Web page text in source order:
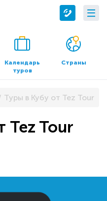
О компании
О нас
Контакты
Документы и реквизиты
Календарь
туров
Страны
Туры в Кубу от Tez Tour
Tez Tour